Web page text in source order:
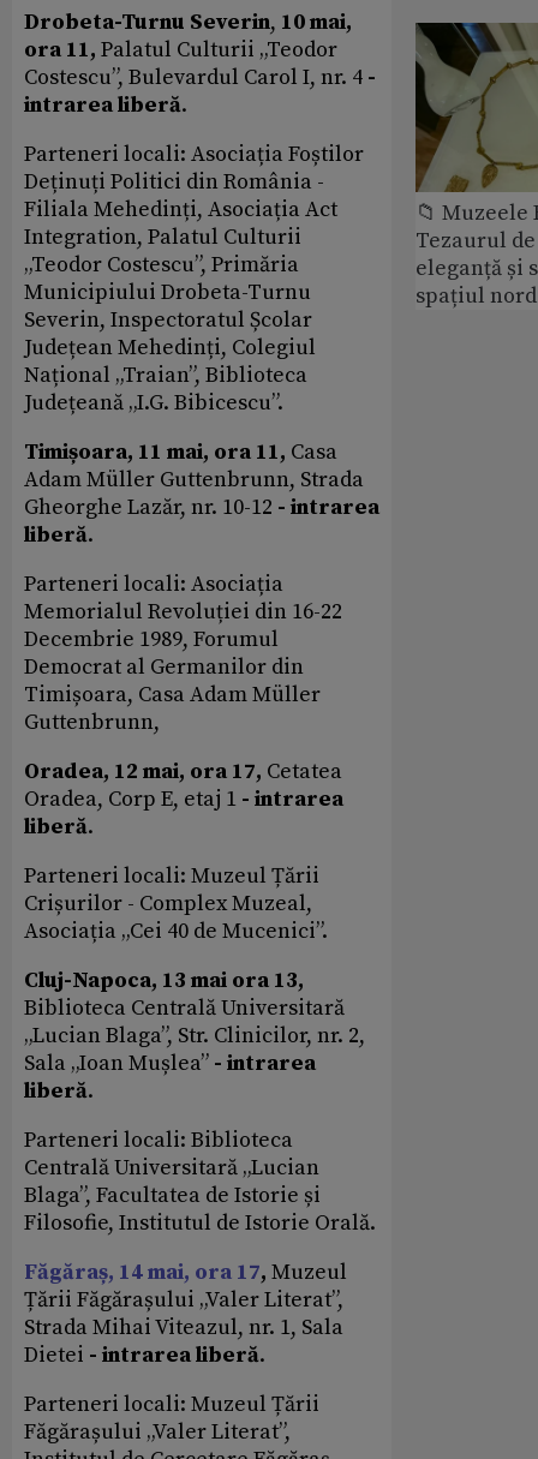
Drobeta-Turnu Severin, 10 mai,
ora 11, Palatul Culturii „Teodor
Costescu”, Bulevardul Carol I, nr. 4 -
intrarea liberă.
Parteneri locali: Asociația Foștilor
Deținuți Politici din România -
Filiala Mehedinți, Asociația Act
Integration, Palatul Culturii
„Teodor Costescu”, Primăria
Municipiului Drobeta-Turnu
Severin, Inspectoratul Școlar
Județean Mehedinți, Colegiul
Național „Traian”, Biblioteca
Județeană „I.G. Bibicescu”.
Timișoara, 11 mai, ora 11, Casa
Adam Müller Guttenbrunn, Strada
Gheorghe Lazăr, nr. 10-12 - intrarea
liberă.
Parteneri locali: Asociația
Memorialul Revoluției din 16-22
Decembrie 1989, Forumul
Democrat al Germanilor din
Timișoara, Casa Adam Müller
Guttenbrunn,
Oradea, 12 mai, ora 17, Cetatea
Oradea, Corp E, etaj 1 - intrarea
liberă.
Parteneri locali: Muzeul Țării
Crișurilor - Complex Muzeal,
Asociația „Cei 40 de Mucenici”.
Cluj-Napoca, 13 mai ora 13,
Biblioteca Centrală Universitară
„Lucian Blaga”, Str. Clinicilor, nr. 2,
Sala „Ioan Mușlea” - intrarea
liberă.
Parteneri locali: Biblioteca
Centrală Universitară „Lucian
Blaga”, Facultatea de Istorie și
Filosofie, Institutul de Istorie Orală.
Făgăraș, 14 mai, ora 17, Muzeul
Țării Făgărașului „Valer Literat”,
Strada Mihai Viteazul, nr. 1, Sala
Dietei - intrarea liberă.
Parteneri locali: Muzeul Țării
Făgărașului „Valer Literat”,
📁 Muzeele
Tezaurul
eleganță și
spațiul